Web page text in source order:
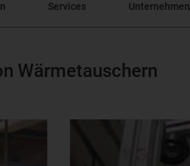
Services Unternehmen
Wärmetauschern